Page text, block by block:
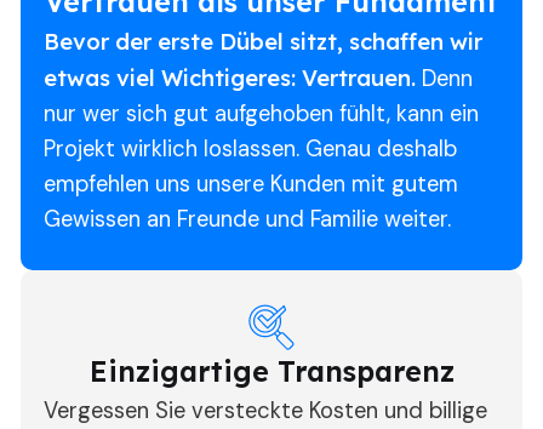
Bevor der erste Dübel sitzt, schaffen wir
etwas viel Wichtigeres: Vertrauen.Denn
nur wer sich gut aufgehoben fühlt, kann ein
Projekt wirklich loslassen. Genau deshalb
empfehlen uns unsere Kunden mit gutem
Gewissen an Freunde und Familie weiter.
Einzigartige Transparenz
Vergessen Sie versteckte Kosten und billige